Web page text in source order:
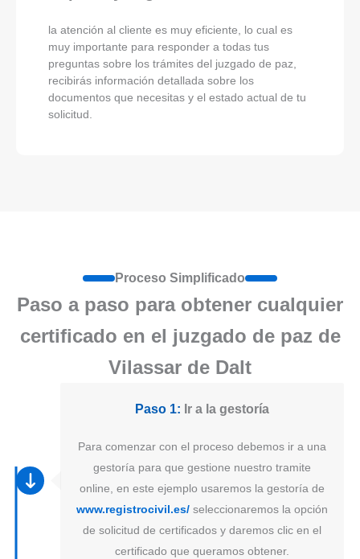
la atención al cliente es muy eficiente, lo cual es
muy importante para responder a todas tus
preguntas sobre los trámites del juzgado de paz,
recibirás información detallada sobre los
documentos que necesitas y el estado actual de tu
solicitud.
Proceso Simplificado
Paso a paso para obtener cualquier
certificado en el juzgado de paz de
Vilassar de Dalt
Paso 1: Ir a la gestoría
Para comenzar con el proceso debemos ir a una
gestoría para que gestione nuestro tramite
online, en este ejemplo usaremos la gestoría de
www.registrocivil.es/ seleccionaremos la opción
de solicitud de certificados y daremos clic en el
certificado que queramos obtener.